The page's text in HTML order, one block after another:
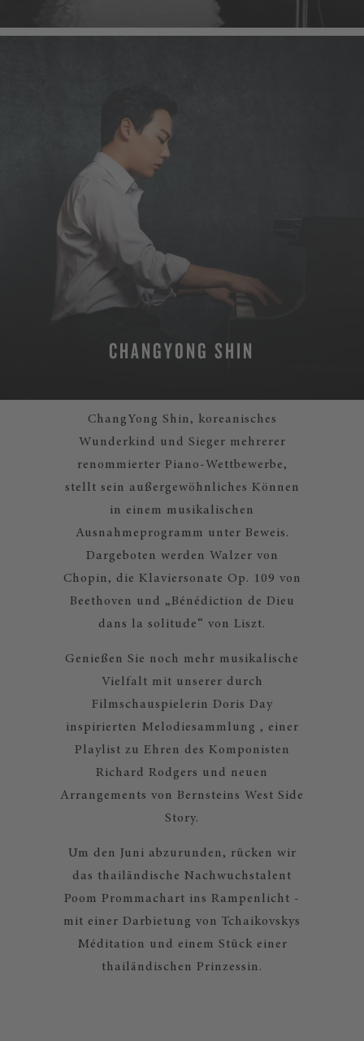
CHANGYONG SHIN
ChangYong Shin, koreanisches
Wunderkind und Sieger mehrerer
renommierter Piano-Wettbewerbe,
stellt sein außergewöhnliches Können
in einem musikalischen
Ausnahmeprogramm unter Beweis.
Dargeboten werden Walzer von
Chopin, die Klaviersonate Op. 109 von
Beethoven und „Bénédiction de Dieu
dans la solitude“ von Liszt.
Genießen Sie noch mehr musikalische
Vielfalt mit unserer durch
Filmschauspielerin Doris Day
inspirierten Melodiesammlung , einer
Playlist zu Ehren des Komponisten
Richard Rodgers und neuen
Arrangements von Bernsteins West Side
Story.
Um den Juni abzurunden, rücken wir
das thailändische Nachwuchstalent
Poom Prommachart ins Rampenlicht -
mit einer Darbietung von Tchaikovskys
Méditation und einem Stück einer
thailändischen Prinzessin.